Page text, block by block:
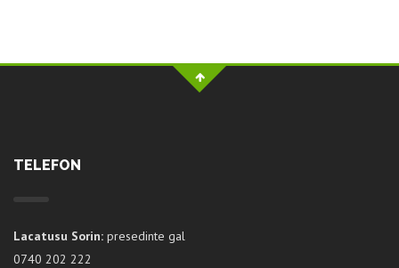
TELEFON
Lacatusu Sorin: presedinte gal
0740 202 222